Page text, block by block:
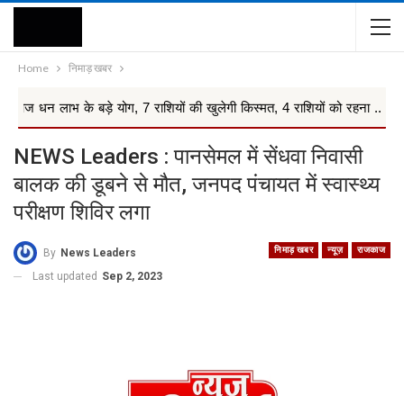
Home निमाड़ खबर
योग, 7 राशियों की खुलेगी किस्मत, 4 राशियों को रहना ...
NEWS Leaders : पानसेमल में सेंधवा निवासी
बालक की डूबने से मौत, जनपद पंचायत में स्वास्थ्य
परीक्षण शिविर लगा
निमाड़ खबर न्यूज़ राजकाज
By News Leaders
Last updated Sep 2, 2023